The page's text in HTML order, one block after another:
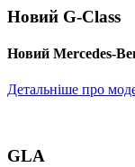
Новий G-Class
Новий Mercedes-
Детальніше про
GLA